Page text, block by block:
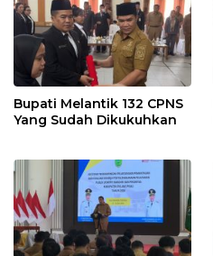
Bupati Melantik 132 CPNS
Yang Sudah Dikukuhkan